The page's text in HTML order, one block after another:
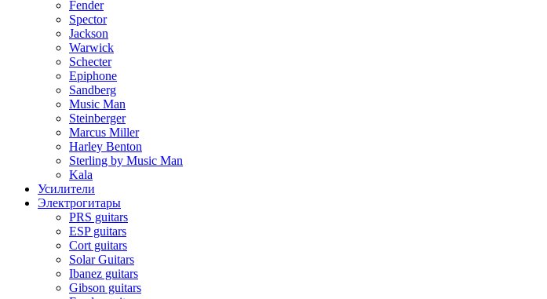
Fender
Spector
Jackson
Warwick
Schecter
Epiphone
Sandberg
Music Man
Steinberger
Marcus Miller
Harley Benton
Sterling by Music Man
Kala
Усилители
Электрогитары
PRS guitars
ESP guitars
Cort guitars
Solar Guitars
Ibanez guitars
Gibson guitars